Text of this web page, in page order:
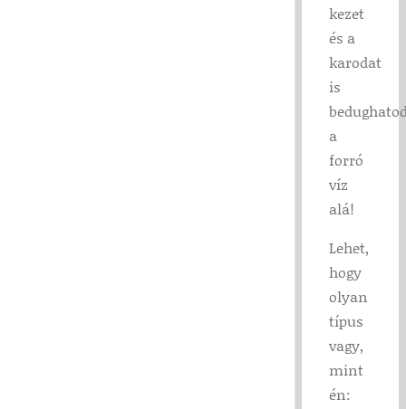
kezet
és a
karodat
is
a
forró
víz
alá!
Lehet,
hogy
olyan
típus
vagy,
mint
én: